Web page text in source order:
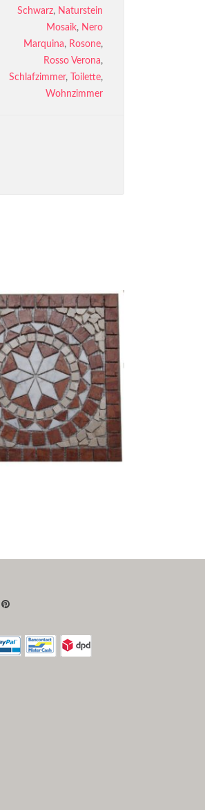
Schwarz, Naturstein
Mosaik, Nero
Marquina, Rosone,
Rosso Verona,
Schlafzimmer, Toilette,
Wohnzimmer